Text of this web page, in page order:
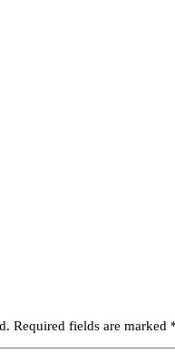
Required fields are marked